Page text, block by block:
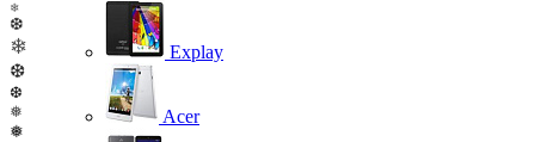
❄
❆
❄
❆
❆
❅
❅
Explay
Acer